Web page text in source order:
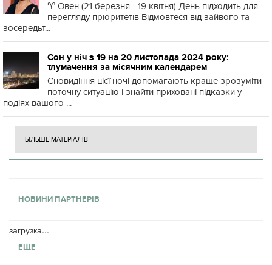
♈️ Овен (21 березня - 19 квітня) День підходить для
перегляду пріоритетів Відмовтеся від зайвого та
зосередьт...
Сон у ніч з 19 на 20 листопада 2024 року:
тлумачення за місячним календарем
Сновидіння цієї ночі допомагають краще зрозуміти
поточну ситуацію і знайти приховані підказки у
подіях вашого ...
БІЛЬШЕ МАТЕРІАЛІВ
НОВИНИ ПАРТНЕРІВ
загрузка...
ЕЩЕ